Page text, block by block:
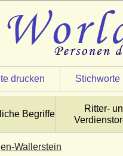
drucken Stichworte
Begriffe
Ritter-
Wallerstein